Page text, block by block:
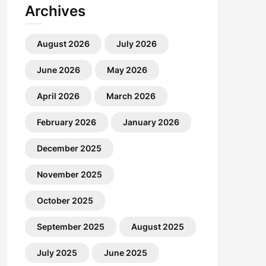
Archives
August 2026 July 2026
June 2026 May 2026
April 2026 March 2026
February 2026 January 2026
December 2025
November 2025
October 2025
September 2025 August 2025
July 2025 June 2025